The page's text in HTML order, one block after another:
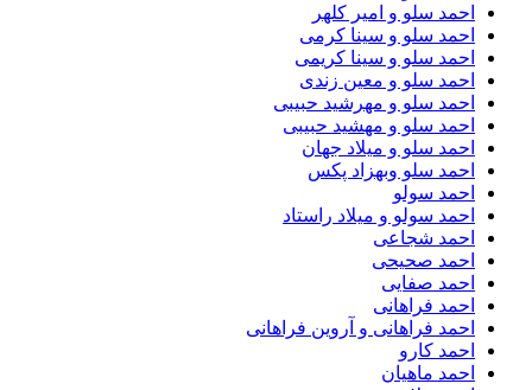
احمد سلو و امیر کلهر
احمد سلو و سینا کرمی
احمد سلو و سینا کریمی
احمد سلو و معین زندی
احمد سلو و مهرشید حبیبی
احمد سلو و مهشید حبیبی
احمد سلو و میلاد جهان
احمد سلو وبهزاد پکس
احمد سولو
احمد سولو و میلاد راستاد
احمد شجاعی
احمد صحیحی
احمد صفایی
احمد فراهانی
احمد فراهانی و آروین فراهانی
احمد کارو
احمد ماهیان